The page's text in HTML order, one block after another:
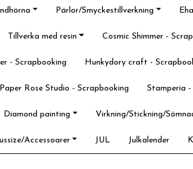
Pärlor/Smyckestillverkning
Tillverka med resin Cosmic Shimmer -
- Scrapbooking Hunkydory craft -
Paper Rose Studio - Scrapbooking Stamperia
Diamond painting Virkning/Stickning/
Accessoarer JUL Julkalender